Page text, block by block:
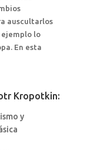
auscultarlos
ejemplo lo
En esta
Kropotkin:
y